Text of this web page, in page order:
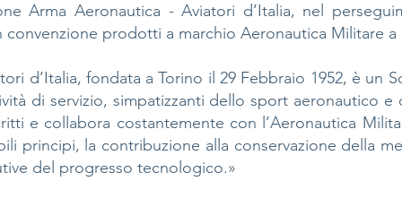
Arma Aeronautica - Aviatori d’Italia, nel
convenzione prodotti a marchio Aeronautica Militare
d’Italia, fondata a Torino il 29 Febbraio 1952, è
di servizio, simpatizzanti dello sport
e collabora costantemente con l’Aeronautica
principi, la contribuzione alla conservazione della
del progresso tecnologico.»